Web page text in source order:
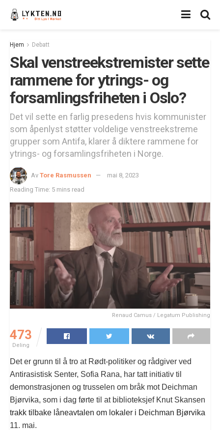
Hjem Debatt
Skal venstreekstremister sette
rammene for ytrings- og
forsamlingsfriheten i Oslo?
Det vil sette en farlig presedens hvis kommunister
som åpenlyst støtter voldelige venstreekstreme
grupper som Antifa, klarer å diktere rammene for
ytrings- og forsamlingsfriheten i Norge.
Av Tore Rasmussen
mai 8, 2023
Reading Time: 5 mins read
Renaud Camus / Legatum Publishing
473
Deling
Det er grunn til å tro at Rødt-politiker og rådgiver ved
Antirasistisk Senter, Sofia Rana, har tatt initiativ til
demonstrasjonen og trusselen om bråk mot Deichman
Bjørvika, som i dag førte til at biblioteksjef Knut Skansen
trakk tilbake låneavtalen om lokaler i Deichman Bjørvika
11. mai.